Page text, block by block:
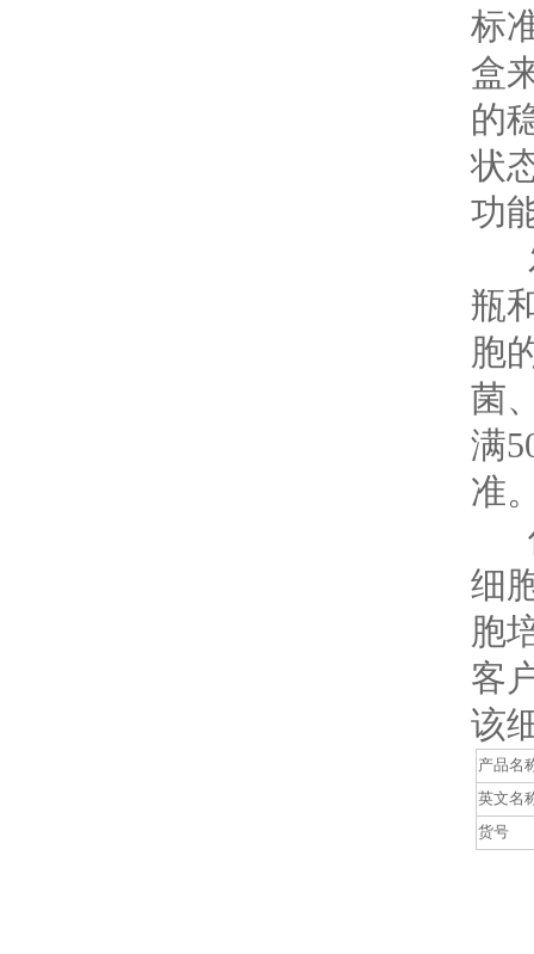
标
盒
的
状
功
瓶
胞
菌
满
准
细
胞
客
该
产品名
英文名
货号